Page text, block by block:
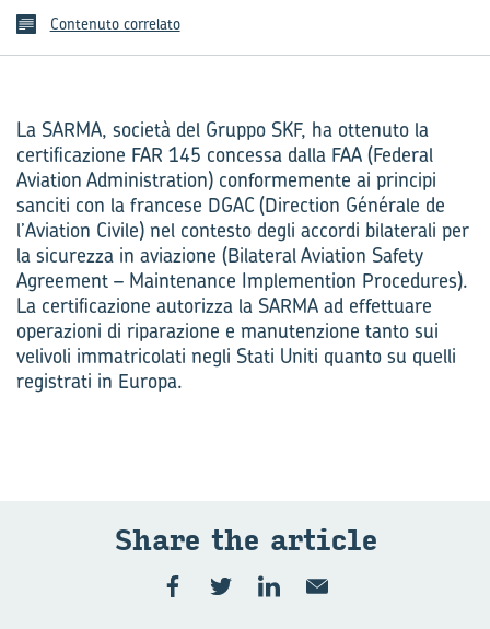
Contenuto correlato
La SARMA, società del Gruppo SKF, ha ottenuto la
certificazione FAR 145 concessa dalla FAA (Federal
Aviation Administration) conformemente ai principi
sanciti con la francese DGAC (Direction Générale de
l’Aviation Civile) nel contesto degli accordi bilaterali per
la sicurezza in aviazione (Bilateral Aviation Safety
Agreement – Maintenance Implemention Procedures).
La certificazione autorizza la SARMA ad effettuare
operazioni di riparazione e manutenzione tanto sui
velivoli immatricolati negli Stati Uniti quanto su quelli
registrati in Europa.
Share the ar­ti­cle